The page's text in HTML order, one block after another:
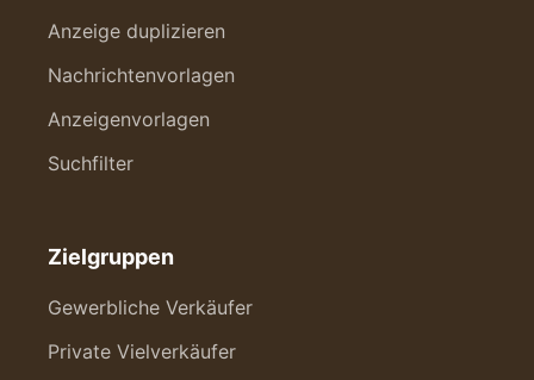
Anzeige duplizieren
Nachrichtenvorlagen
Anzeigenvorlagen
Suchfilter
Zielgruppen
Gewerbliche Verkäufer
Private Vielverkäufer